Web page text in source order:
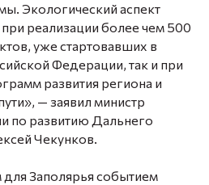
Экологический аспект
при реализации более чем 500
уже стартовавших в
Федерации, так и при
развития региона и
— заявил министр
по развитию Дальнего
Чекунков.
Заполярья событием